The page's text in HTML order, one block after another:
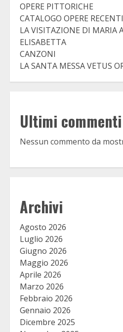
OPERE PITTORICHE
CATALOGO OPERE RECENTI
LA VISITAZIONE DI MARIA
ELISABETTA
CANZONI
LA SANTA MESSA VETUS
Ultimi commenti
Nessun commento da
Archivi
Agosto 2026
Luglio 2026
Giugno 2026
Maggio 2026
Aprile 2026
Marzo 2026
Febbraio 2026
Gennaio 2026
Dicembre 2025